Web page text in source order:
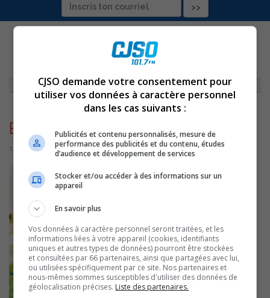
AZIMUT DIFFUSION ANNONCE DES
Brigitte_Boisjolifull
14 juillet 2016 | Par Équipe CJSO
CJSO demande votre consentement pour
utiliser vos données à caractère personnel
dans les cas suivants :
Publicités et contenu personnalisés, mesure de
performance des publicités et du contenu, études
d’audience et développement de services
Stocker et/ou accéder à des informations sur un
appareil
En savoir plus
Vos données à caractère personnel seront traitées, et les
informations liées à votre appareil (cookies, identifiants
uniques et autres types de données) pourront être stockées
et consultées par 66 partenaires, ainsi que partagées avec lui,
ou utilisées spécifiquement par ce site. Nos partenaires et
nous-mêmes sommes susceptibles d'utiliser des données de
géolocalisation précises. Liste des partenaires.